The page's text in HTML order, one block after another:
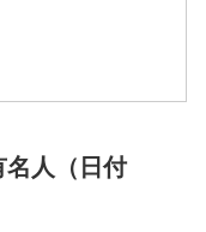
名人（日付